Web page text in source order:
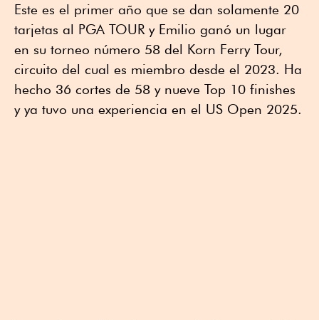
Este es el primer año que se dan solamente 20
tarjetas al PGA TOUR y Emilio ganó un lugar
en su torneo número 58 del Korn Ferry Tour,
circuito del cual es miembro desde el 2023. Ha
hecho 36 cortes de 58 y nueve Top 10 finishes
y ya tuvo una experiencia en el US Open 2025.